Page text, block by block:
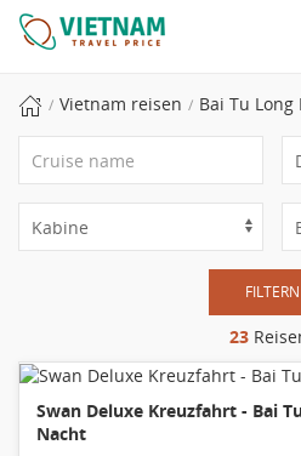
Vietnam reisen Bai Tu
FILTERN
23
Swan Deluxe Kreuzfahrt - Bai
Nacht